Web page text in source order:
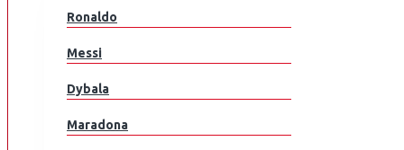
Tanska
Egypti
EL Salvador
Ronaldo
Messi
Dybala
Maradona
AS Monaco
Athletic Bilbao